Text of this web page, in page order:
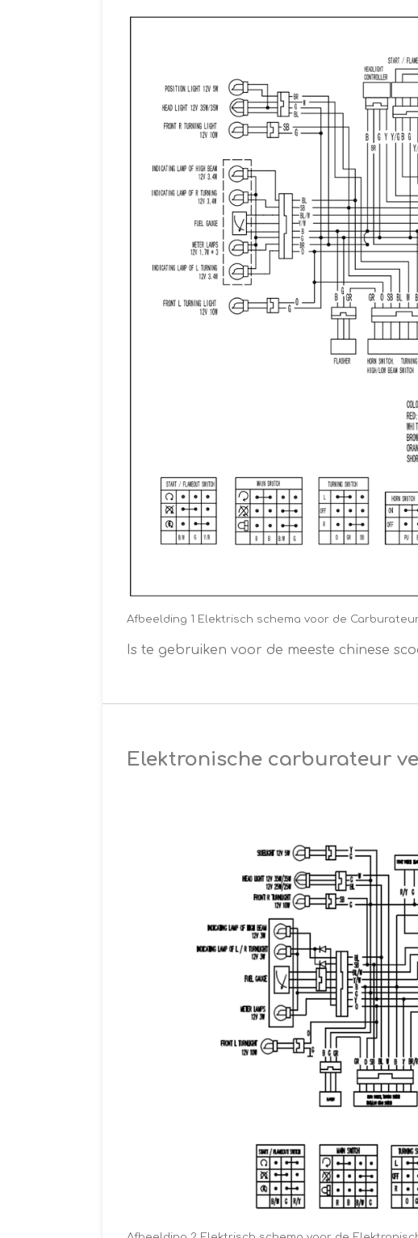
Afbeelding 1 Elektrisch schema voor de
Is te gebruiken voor de meeste chinese
Elektronische carburateur